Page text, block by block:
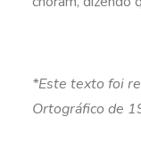
*Este texto foi
Ortográfico de